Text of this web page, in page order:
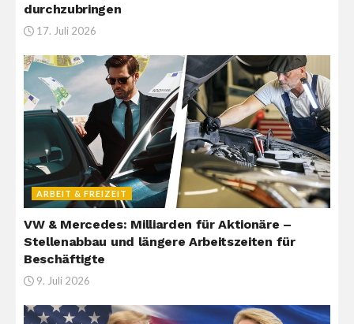
durchzubringen
17. Juli 2026
ARBEIT & FREIZEIT
VW & Mercedes: Milliarden für Aktionäre –
Stellenabbau und längere Arbeitszeiten für
Beschäftigte
9. Juli 2026